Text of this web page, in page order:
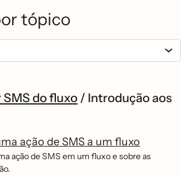
tópico
SMS do fluxo / Introdução aos
ação de SMS a um fluxo
ação de SMS em um fluxo e sobre as